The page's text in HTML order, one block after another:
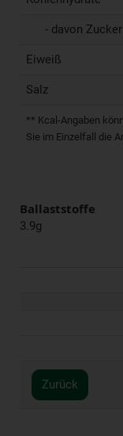
- davon Zucker
Eiweiß
Salz
** Kcal-Angaben
Sie im Einzelfall die
Ballaststoffe
3.9g
Zurück